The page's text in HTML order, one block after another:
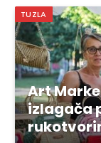
TUZLA
Art
izlagača